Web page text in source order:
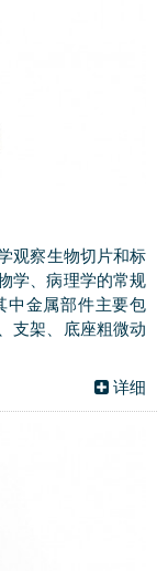
观察生物切片和标
学、病理学的常规
中金属部件主要包
支架、底座粗微动
详细